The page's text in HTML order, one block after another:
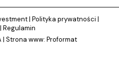
| Polityka prywatności |
| Regulamin
| Strona www: Proformat